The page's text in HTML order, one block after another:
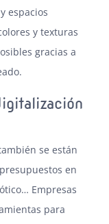
espacios
y texturas
gracias a
se están
en
Empresas
para